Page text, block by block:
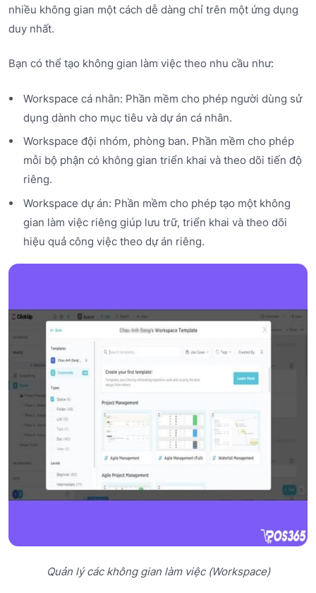
nhiều không gian một cách dễ dàng chỉ trên một ứng dụng
duy nhất.
Bạn có thể tạo không gian làm việc theo nhu cầu như:
Workspace cá nhân: Phần mềm cho phép người dùng sử
dụng dành cho mục tiêu và dự án cá nhân.
Workspace đội nhóm, phòng ban. Phần mềm cho phép
mỗi bộ phận có không gian triển khai và theo dõi tiến độ
riêng.
Workspace dự án: Phần mềm cho phép tạo một không
gian làm việc riêng giúp lưu trữ, triển khai và theo dõi
hiệu quả công việc theo dự án riêng.
Quản lý các không gian làm việc (Workspace)